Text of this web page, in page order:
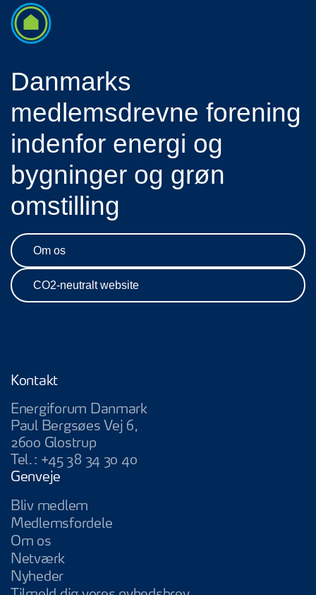
Danmarks
medlemsdrevne forening
indenfor energi og
bygninger og grøn
omstilling
Om os
CO2-neutralt website
Kontakt
Energiforum Danmark
Paul Bergsøes Vej 6,
2600 Glostrup
Tel.: +45 38 34 30 40
Genveje
Bliv medlem
Medlemsfordele
Om os
Netværk
Nyheder